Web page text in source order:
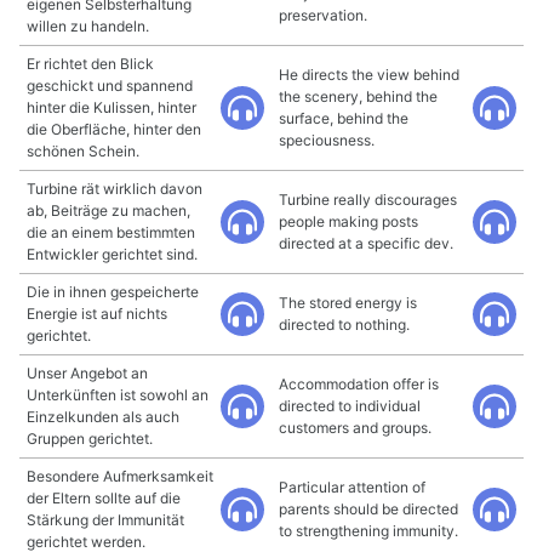
eigenen Selbsterhaltung
willen zu handeln.
preservation.
Er richtet den Blick
geschickt und spannend
hinter die Kulissen, hinter
die Oberfläche, hinter den
schönen Schein.
He directs the view behind
the scenery, behind the
surface, behind the
speciousness.
Turbine rät wirklich davon
ab, Beiträge zu machen,
die an einem bestimmten
Entwickler gerichtet sind.
Turbine really discourages
people making posts
directed at a specific dev.
Die in ihnen gespeicherte
Energie ist auf nichts
gerichtet.
The stored energy is
directed to nothing.
Unser Angebot an
Unterkünften ist sowohl an
Einzelkunden als auch
Gruppen gerichtet.
Accommodation offer is
directed to individual
customers and groups.
Besondere Aufmerksamkeit
der Eltern sollte auf die
Stärkung der Immunität
gerichtet werden.
Particular attention of
parents should be directed
to strengthening immunity.